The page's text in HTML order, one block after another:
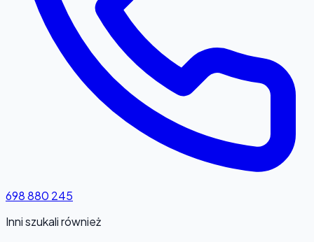
698 880 245
Inni szukali również